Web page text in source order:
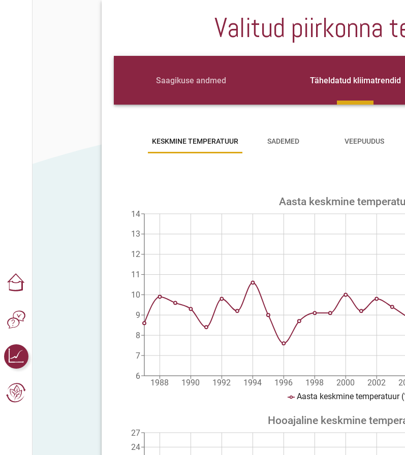
Valitud piirkonna
Saagikuse andmed Täheldatud kliimatrendid
KESKMINE TEMPERATUUR SADEMED VEEPUUDUS
Aasta keskmine
1988 1990 1992 1994 1996 1998 2000 2002
6
7
8
9
10
11
12
13
14
Aasta keskmine temperatuur
Hooajaline keskmine
24
27